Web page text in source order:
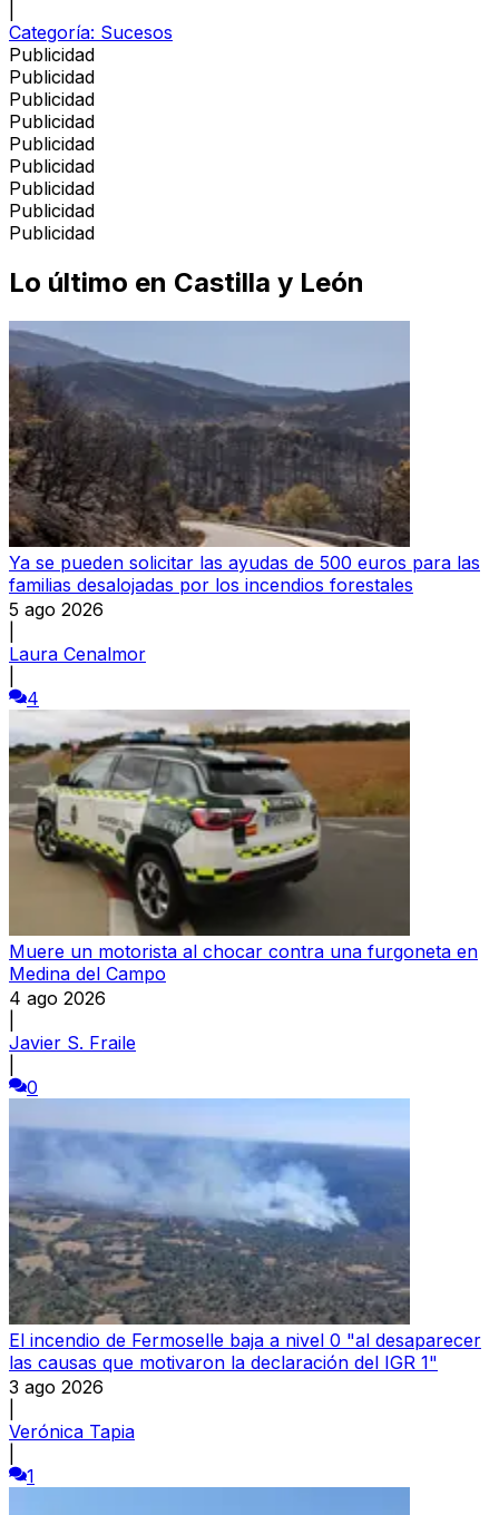
Categoría: Sucesos
Publicidad
Publicidad
Publicidad
Publicidad
Publicidad
Publicidad
Publicidad
Publicidad
Publicidad
Lo último en Castilla y León
Ya se pueden solicitar las ayudas de 500 euros para las
familias desalojadas por los incendios forestales
5 ago 2026
Laura Cenalmor
4
Muere un motorista al chocar contra una furgoneta en
Medina del Campo
4 ago 2026
Javier S. Fraile
0
El incendio de Fermoselle baja a nivel 0 "al desaparecer
las causas que motivaron la declaración del IGR 1"
3 ago 2026
Verónica Tapia
1